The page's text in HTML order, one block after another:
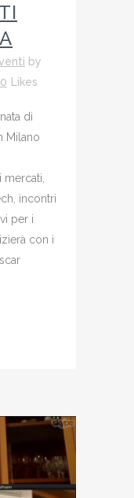
by
0 Likes
di
Milano
mercati,
incontri
per i
con i